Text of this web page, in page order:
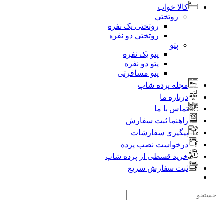
کالا خواب
روتختی
روتختی یک نفره
روتختی دو نفره
پتو
پتو یک نفره
پتو دو نفره
پتو مسافرتی
مجله پرده شاپ
درباره ما
تماس با ما
راهنما ثبت سفارش
پیگیری سفارشات
درخواست نصب پرده
خرید قسطی از پرده شاپ
ثبت سفارش سریع